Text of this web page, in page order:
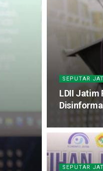
SEPUTAR
LDII Jatim
SEPUTAR